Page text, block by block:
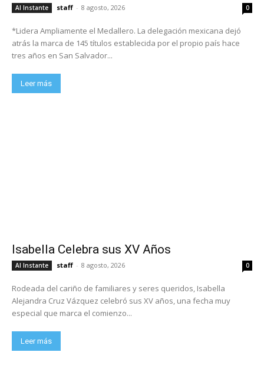
Al Instante staff - 8 agosto, 2026 0
*Lidera Ampliamente el Medallero. La delegación mexicana dejó
atrás la marca de 145 títulos establecida por el propio país hace
tres años en San Salvador...
Leer más
Isabella Celebra sus XV Años
Al Instante staff - 8 agosto, 2026 0
Rodeada del cariño de familiares y seres queridos, Isabella
Alejandra Cruz Vázquez celebró sus XV años, una fecha muy
especial que marca el comienzo...
Leer más